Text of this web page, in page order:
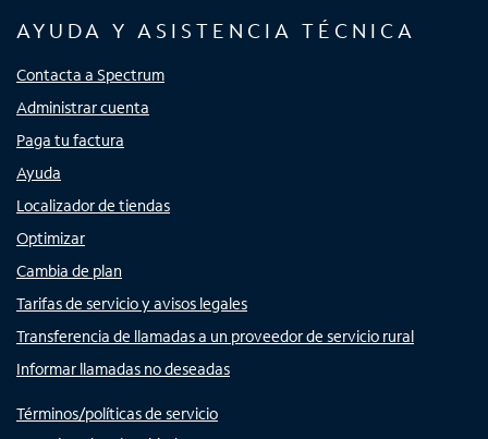
AYUDA Y ASISTENCIA TÉCNICA
Contacta a Spectrum
Administrar cuenta
Paga tu factura
Ayuda
Localizador de tiendas
Optimizar
Cambia de plan
Tarifas de servicio y avisos legales
Transferencia de llamadas a un proveedor de servicio rural
Informar llamadas no deseadas
Términos/políticas de servicio